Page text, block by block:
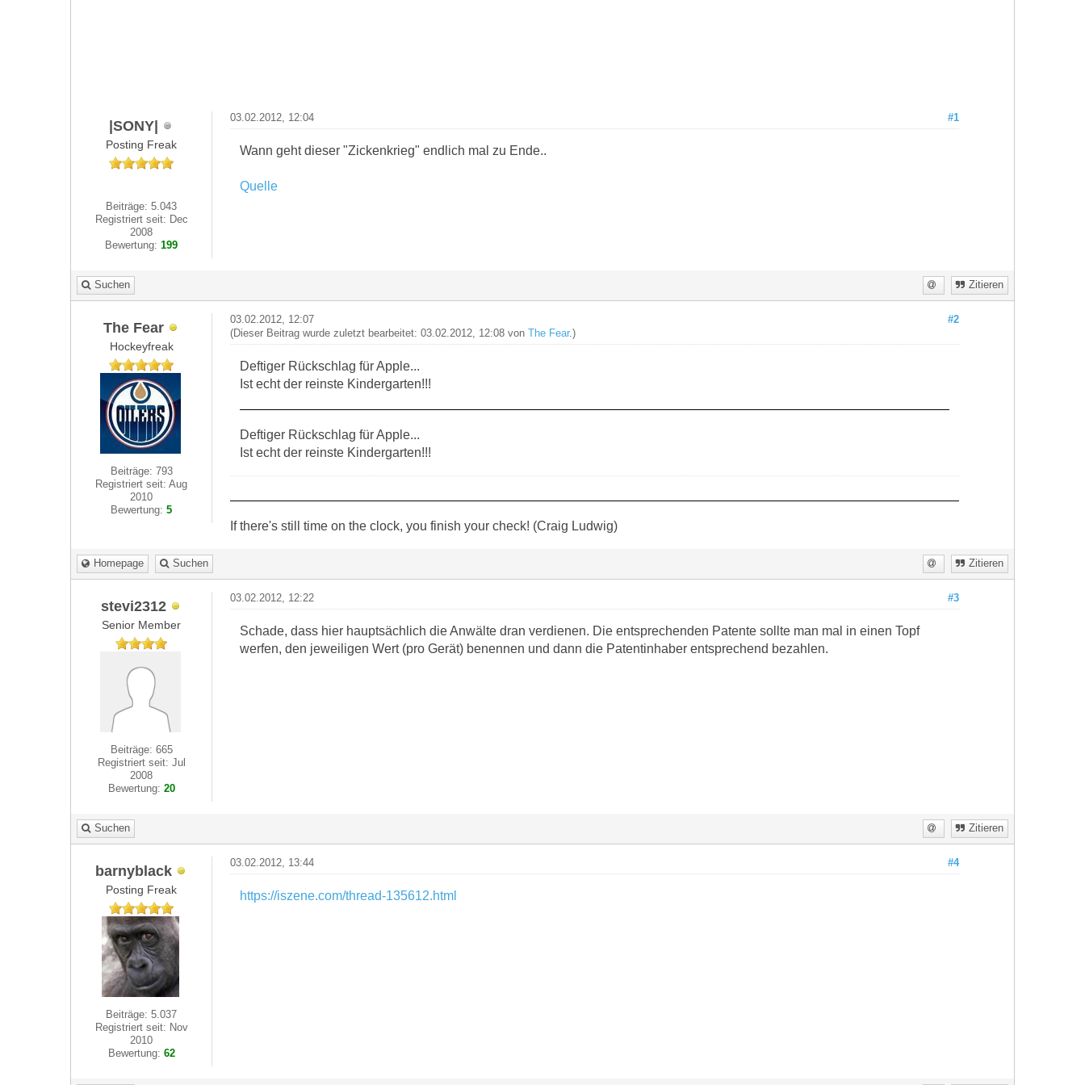
|SONY|
Posting Freak
Beiträge: 5.043
Registriert seit: Dec
2008
Bewertung:199
#1
03.02.2012, 12:04
Wann geht dieser "Zickenkrieg" endlich mal zu Ende..
Quelle
Suchen Zitieren
The Fear
Hockeyfreak
Beiträge: 793
Registriert seit: Aug
2010
Bewertung:5
#2
03.02.2012, 12:07
(Dieser Beitrag wurde zuletzt bearbeitet: 03.02.2012, 12:08 von The Fear.)
Deftiger Rückschlag für Apple...
Ist echt der reinste Kindergarten!!!
Deftiger Rückschlag für Apple...
Ist echt der reinste Kindergarten!!!
If there's still time on the clock, you finish your check! (Craig Ludwig)
Homepage Suchen Zitieren
stevi2312
Senior Member
Beiträge: 665
Registriert seit: Jul
2008
Bewertung: 20
#3
03.02.2012, 12:22
Schade, dass hier hauptsächlich die Anwälte dran verdienen. Die entsprechenden Patente sollte man mal in einen Topf
werfen, den jeweiligen Wert (pro Gerät) benennen und dann die Patentinhaber entsprechend bezahlen.
Suchen Zitieren
barnyblack
Posting Freak
Beiträge: 5.037
Registriert seit: Nov
2010
Bewertung: 62
#4
03.02.2012, 13:44
https://iszene.com/thread-135612.html